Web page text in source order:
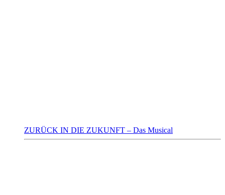
ZURÜCK IN DIE ZUKUNFT – Das Musical